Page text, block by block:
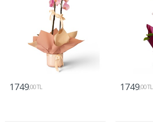
1749,00 TL 1749,00 TL